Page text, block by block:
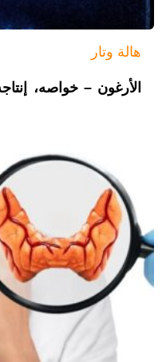
هالة وتار
الأرغون – خواصه،